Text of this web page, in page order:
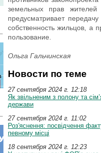
земельных прав
предусматривает
собственность жильцов, а
пользование.
Ольга Гальчинская
Новости по теме
27 сентября 2024 г. 12:18
Як звільненим з полону та
держави
27 сентября 2024 г. 11:02
Роз'яснення: посвідчення
певному місці
18 сентября 2024 г. 12:23